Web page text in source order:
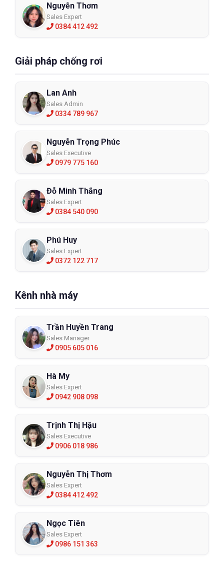
Nguyễn Thơm
Sales Expert
0384 412 492
Giải pháp chống rơi
Lan Anh
Sales Admin
0334 789 967
Nguyễn Trọng Phúc
Sales Executive
0979 775 160
Đỗ Minh Thắng
Sales Expert
0384 540 090
Phú Huy
Sales Expert
0372 122 717
Kênh nhà máy
Trần Huyền Trang
Sales Manager
0905 605 016
Hà My
Sales Expert
0942 908 098
Trịnh Thị Hậu
Sales Executive
0906 018 986
Nguyễn Thị Thơm
Sales Expert
0384 412 492
Ngọc Tiên
Sales Expert
0986 151 363